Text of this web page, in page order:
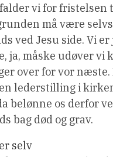
vi for fristelsen
må være
ved Jesu side. Vi
ja, måske udøver vi
over for vor næste.
lederstilling i
belønne os derfor
bag død og grav.
selv